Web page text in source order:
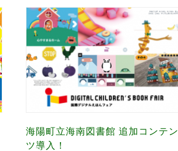
海陽町立海南図書館 追加コンテン
ツ導入！